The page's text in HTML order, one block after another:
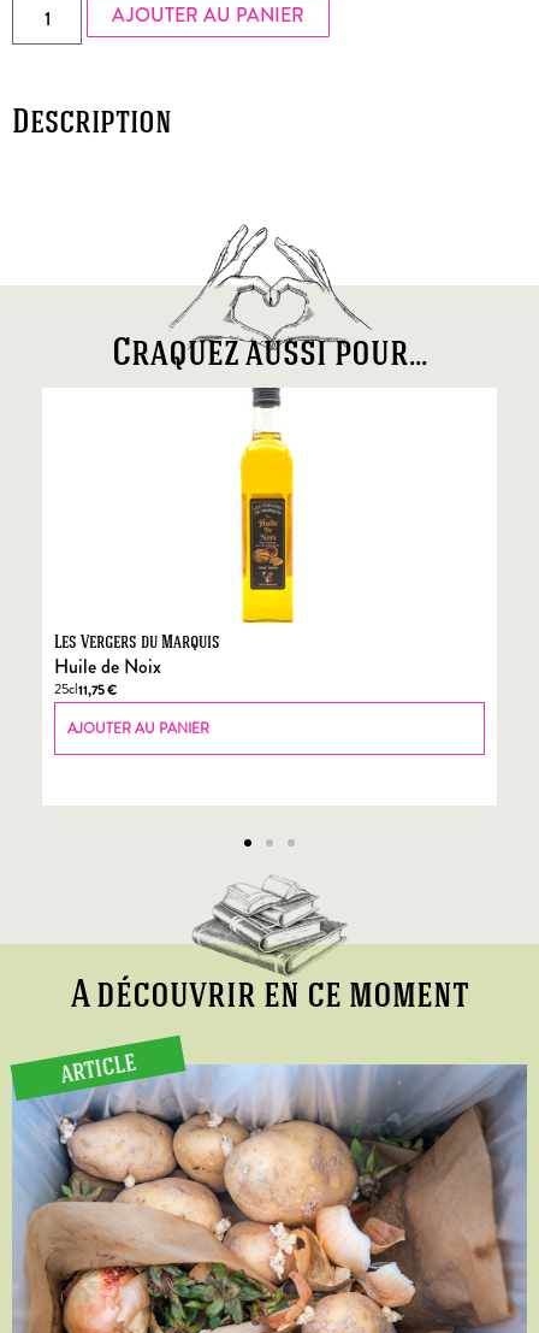
AJOUTER AU PANIER
Description
Craquez aussi pour...
Les Vergers du Marquis
Huile de Noix
25cl11,75€
AJOUTER AU PANIER
A découvrir en ce moment
ARTICLE